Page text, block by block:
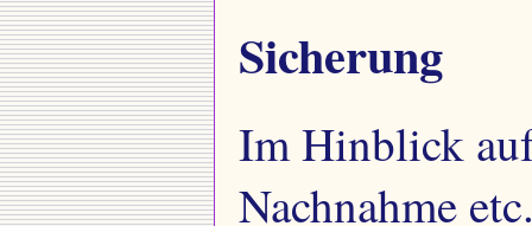
Sicherung
Im Hinblick
Nachnahme